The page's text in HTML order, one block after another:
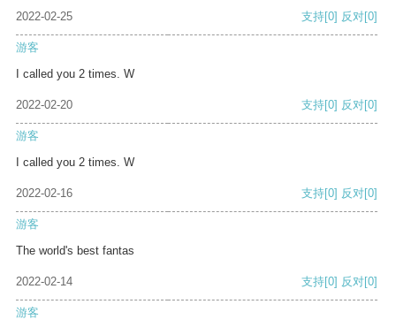
2022-02-25 支持[0] 反对[0]
游客
I called you 2 times. W
2022-02-20 支持[0] 反对[0]
游客
I called you 2 times. W
2022-02-16 支持[0] 反对[0]
游客
The world's best fantas
2022-02-14 支持[0] 反对[0]
游客